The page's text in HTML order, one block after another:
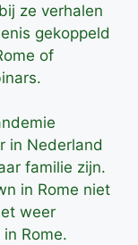
ze verhalen
gekoppeld
of
in Nederland
familie zijn.
in Rome niet
weer
Rome.